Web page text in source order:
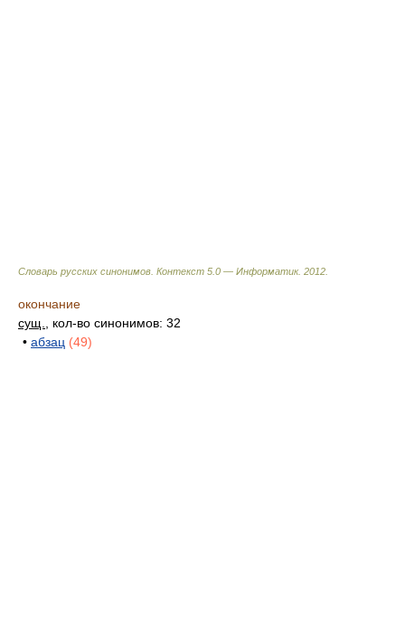
Словарь русских синонимов. Контекст 5.0 — Информатик. 2012
окончание
сущ.
, кол-во синонимов: 32
• абзац (49)